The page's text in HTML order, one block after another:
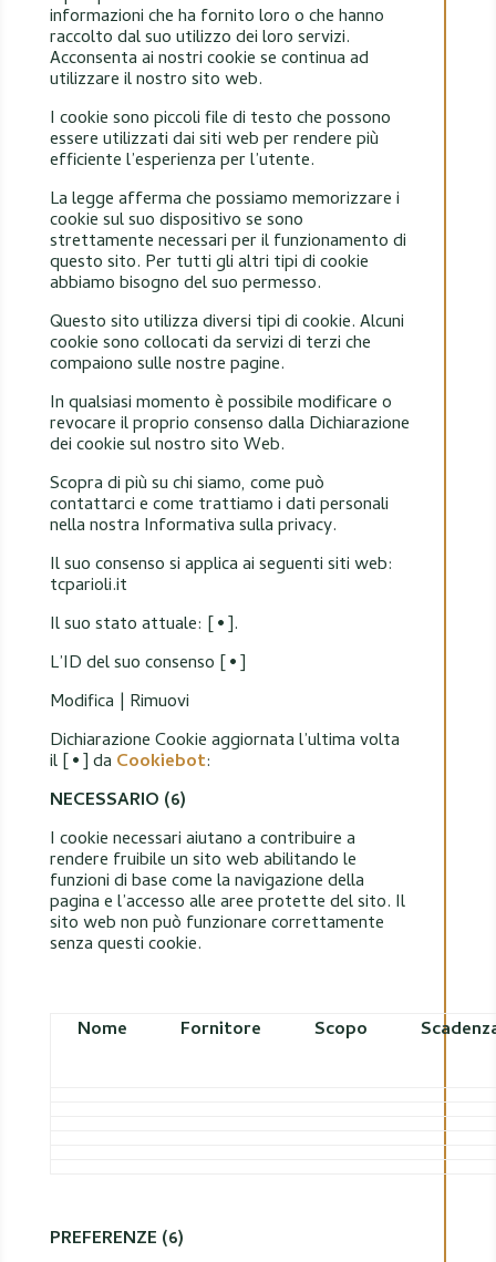
informazioni che ha fornito loro o che hanno
raccolto dal suo utilizzo dei loro servizi.
Acconsenta ai nostri cookie se continua ad
utilizzare il nostro sito web.
I cookie sono piccoli file di testo che possono
essere utilizzati dai siti web per rendere più
efficiente l’esperienza per l’utente.
La legge afferma che possiamo memorizzare i
cookie sul suo dispositivo se sono
strettamente necessari per il funzionamento di
questo sito. Per tutti gli altri tipi di cookie
abbiamo bisogno del suo permesso.
Questo sito utilizza diversi tipi di cookie. Alcuni
cookie sono collocati da servizi di terzi che
compaiono sulle nostre pagine.
In qualsiasi momento è possibile modificare o
revocare il proprio consenso dalla Dichiarazione
dei cookie sul nostro sito Web.
Scopra di più su chi siamo, come può
contattarci e come trattiamo i dati personali
nella nostra Informativa sulla privacy.
Il suo consenso si applica ai seguenti siti web:
tcparioli.it
Il suo stato attuale: [•].
L’ID del suo consenso [•]
Modifica | Rimuovi
Dichiarazione Cookie aggiornata l’ultima volta
il [•] da Cookiebot:
NECESSARIO (6)
I cookie necessari aiutano a contribuire a
rendere fruibile un sito web abilitando le
funzioni di base come la navigazione della
pagina e l’accesso alle aree protette del sito. Il
sito web non può funzionare correttamente
senza questi cookie.
Nome Fornitore Scopo
PREFERENZE (6)